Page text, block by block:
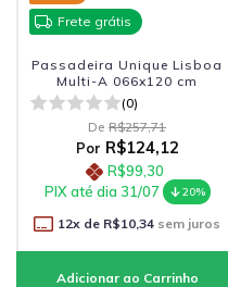
Frete grátis
Passadeira Unique Lisboa
Multi-A 066x120 cm
(0)
De R$257,71
Por R$124,12
R$99,30
PIX até dia 31/07
20%
12x de R$10,34 sem juros